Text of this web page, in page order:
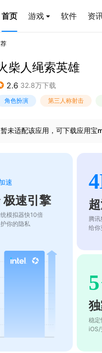
首页 游戏 软件 资
柴人绳索英雄
2.6 32.8万下载
角色扮演 第三人称射击
未适配该应用，可下载应用宝
速
极速引擎
模拟器快10倍
你的隐私
腾
给你
5
稳定
iOS/